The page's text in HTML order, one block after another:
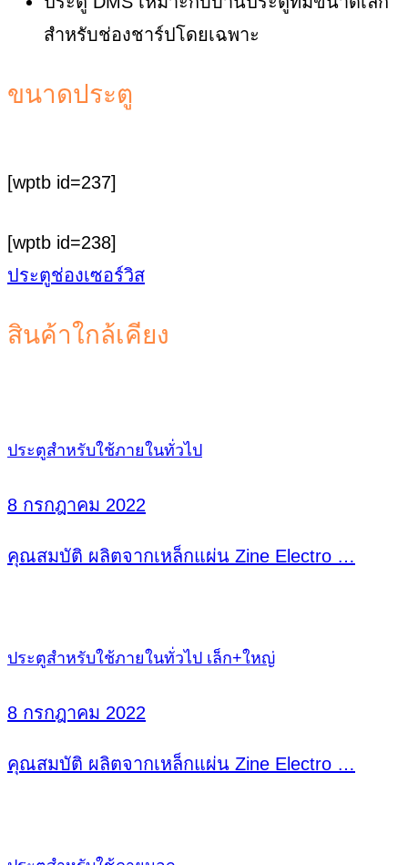
สำหรับช่องชาร์ปโดยเฉพาะ
ขนาดประตู
[wptb id=237]
[wptb id=238]
ประตูช่องเซอร์วิส
สินค้าใกล้เคียง
ประตูสำหรับใช้ภายในทั่วไป
8 กรกฎาคม 2022
คุณสมบัติ ผลิตจากเหล็กแผ่น Zine Electro …
ประตูสำหรับใช้ภายในทั่วไป เล็ก+ใหญ่
8 กรกฎาคม 2022
คุณสมบัติ ผลิตจากเหล็กแผ่น Zine Electro …